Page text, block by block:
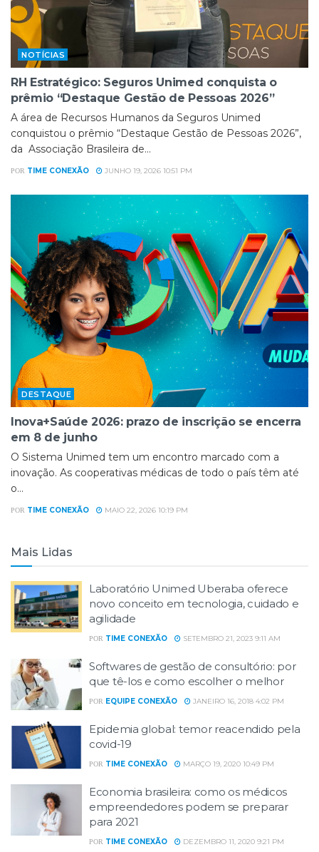
NOTÍCIAS
RH Estratégico: Seguros Unimed conquista o
prêmio “Destaque Gestão de Pessoas 2026”
A área de Recursos Humanos da Seguros Unimed
conquistou o prêmio “Destaque Gestão de Pessoas 2026”,
da Associação Brasileira de...
POR TIME CONEXÃO JUNHO 19, 2026 10:51 PM
DESTAQUE
Inova+Saúde 2026: prazo de inscrição se encerra
em 8 de junho
O Sistema Unimed tem um encontro marcado com a
inovação. As cooperativas médicas de todo o país têm até
o...
POR TIME CONEXÃO MAIO 22, 2026 10:19 PM
Mais Lidas
Laboratório Unimed Uberaba oferece
novo conceito em tecnologia, cuidado e
agilidade
POR TIME CONEXÃO SETEMBRO 21, 2023 9:11 AM
Softwares de gestão de consultório: por
que tê-los e como escolher o melhor
POR EQUIPE CONEXÃO JANEIRO 16, 2018 4:02 PM
Epidemia global: temor reacendido pela
covid-19
POR TIME CONEXÃO MARÇO 19, 2020 10:49 PM
Economia brasileira: como os médicos
empreendedores podem se preparar
para 2021
POR TIME CONEXÃO DEZEMBRO 11, 2020 9:21 PM